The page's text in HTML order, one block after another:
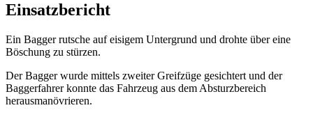
Einsatzbericht
Ein Bagger rutsche auf eisigem Untergrund und drohte über eine
Böschung zu stürzen.
Der Bagger wurde mittels zweiter Greifzüge gesichtert und der
Baggerfahrer konnte das Fahrzeug aus dem Absturzbereich
herausmanövrieren.